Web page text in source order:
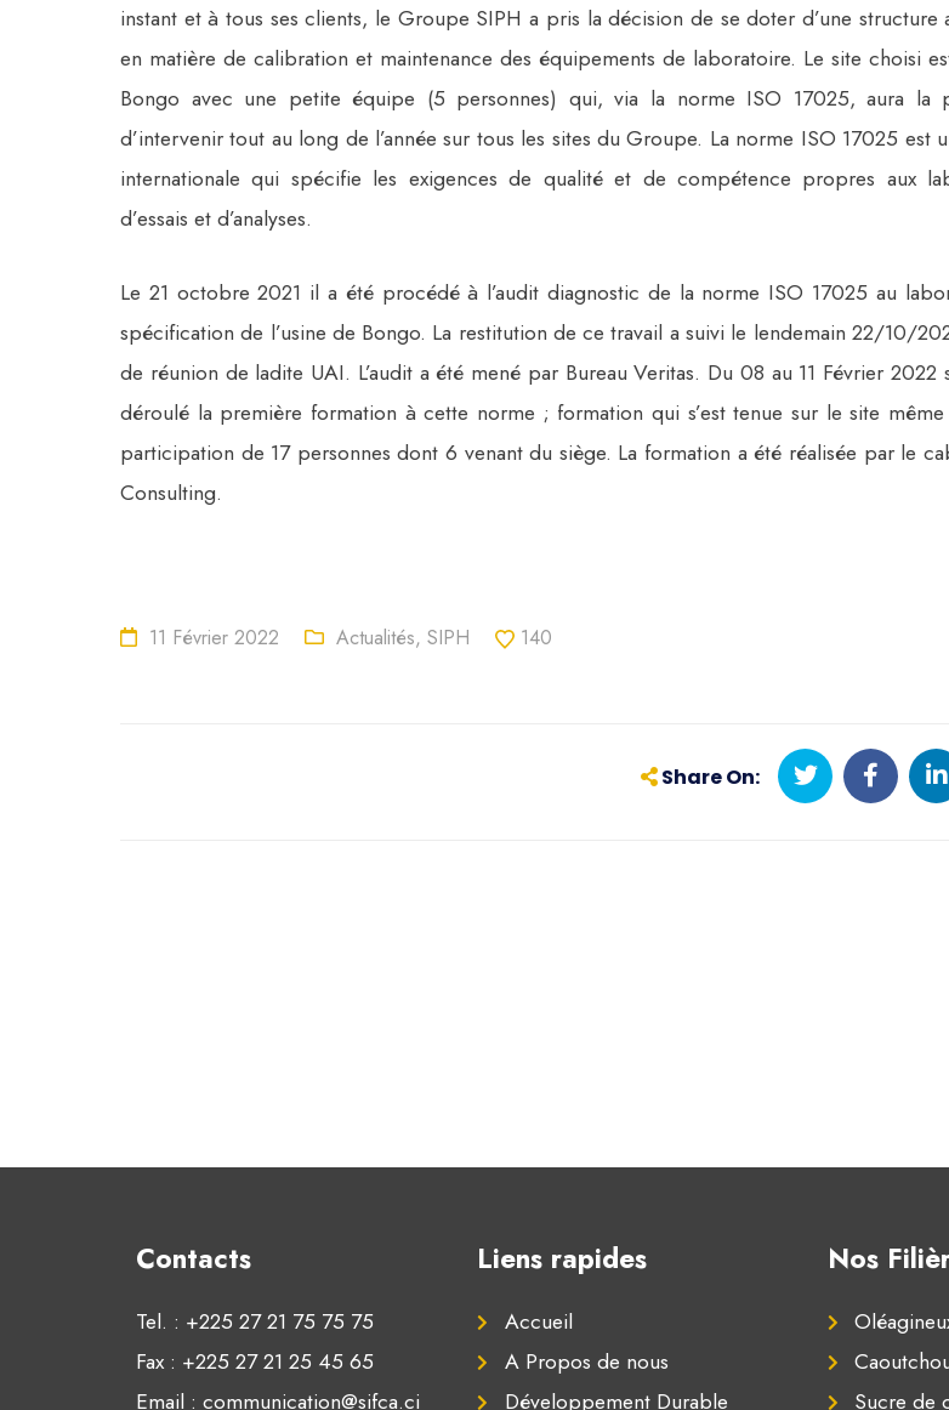
instant et à tous ses clients, le Groupe SIPH a pris la décision de se doter d’une structure
en matière de calibration et maintenance des équipements de laboratoire. Le site choisi
Bongo avec une petite équipe (5 personnes) qui, via la norme ISO 17025, aura la
d’intervenir tout au long de l’année sur tous les sites du Groupe. La norme ISO 17025 est
internationale qui spécifie les exigences de qualité et de compétence propres aux
d’essais et d’analyses.
Le 21 octobre 2021 il a été procédé à l’audit diagnostic de la norme ISO 17025 au
spécification de l’usine de Bongo. La restitution de ce travail a suivi le lendemain 22/10/
de réunion de ladite UAI. L’audit a été mené par Bureau Veritas. Du 08 au 11 Février 2022
déroulé la première formation à cette norme ; formation qui s’est tenue sur le site
participation de 17 personnes dont 6 venant du siège. La formation a été réalisée par le
Consulting.
11 Février 2022 Actualités, SIPH 140
Share On:
Contacts
Tel. : +225 27 21 75 75 75
Fax : +225 27 21 25 45 65
Email : communication@sifca.ci
Liens rapides
Accueil
A Propos de nous
Développement Durable
Nos
Sucre de